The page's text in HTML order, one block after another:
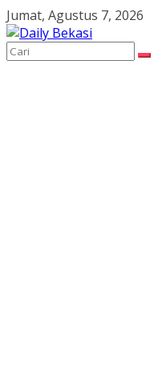
Skip
to
content
Jumat, Agustus 7, 2026